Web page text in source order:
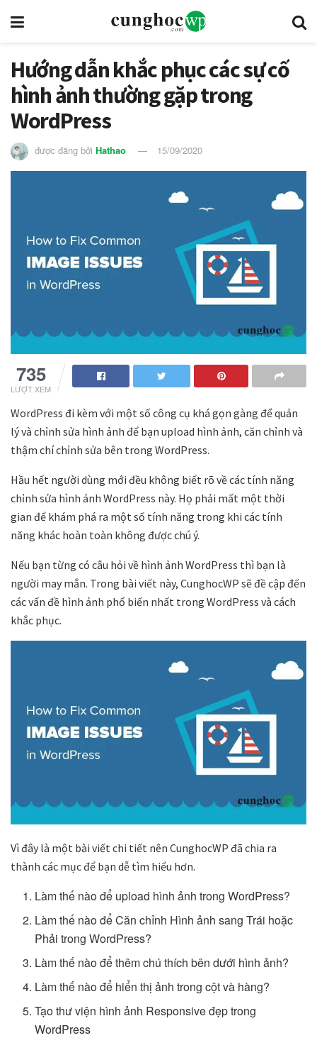
Hướng dẫn khắc phục các sự cố
hình ảnh thường gặp trong
WordPress
được đăng bởi Hathao 15/09/2020
735
LƯỢT XEM
WordPress đi kèm với một số công cụ khá gọn gàng để quản
lý và chỉnh sửa hình ảnh để bạn upload hình ảnh, căn chỉnh và
thậm chí chỉnh sửa bên trong WordPress.
Hầu hết người dùng mới đều không biết rõ về các tính năng
chỉnh sửa hình ảnh WordPress này. Họ phải mất một thời
gian để khám phá ra một số tính năng trong khi các tính
năng khác hoàn toàn không được chú ý.
Nếu bạn từng có câu hỏi về hình ảnh WordPress thì bạn là
người may mắn. Trong bài viết này, CunghocWP sẽ đề cập đến
các vấn đề hình ảnh phổ biến nhất trong WordPress và cách
khắc phục.
Vì đây là một bài viết chi tiết nên CunghocWP đã chia ra
thành các mục để bạn dễ tìm hiểu hơn.
Làm thế nào để upload hình ảnh trong WordPress?
Làm thế nào để Căn chỉnh Hình ảnh sang Trái hoặc
Phải trong WordPress?
Làm thế nào để thêm chú thích bên dưới hình ảnh?
Làm thế nào để hiển thị ảnh trong cột và hàng?
Tạo thư viện hình ảnh Responsive đẹp trong
WordPress